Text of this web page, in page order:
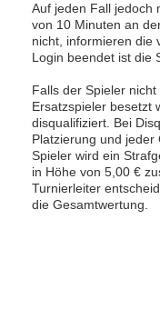
Auf jeden Fall jedoch
von 10 Minuten an
nicht, informieren die
Login beendet ist die
Falls der Spieler
Ersatzspieler besetzt
disqualifiziert. Bei
Platzierung und
Spieler wird ein
in Höhe von 5,00 €
Turnierleiter
die Gesamtwertung.